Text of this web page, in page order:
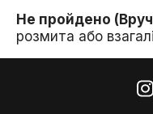
Не пройдено
розмита або